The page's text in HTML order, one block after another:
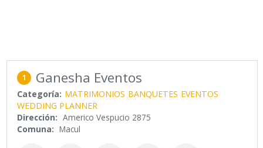
1 Ganesha Eventos
Categoría: MATRIMONIOS BANQUETES EVENTOS
WEDDING PLANNER
Dirección: Americo Vespucio 2875
Comuna: Macul